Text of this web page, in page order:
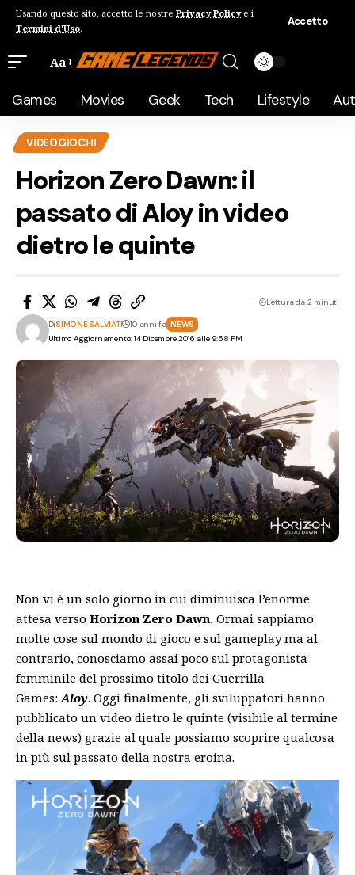
Usando questo sito, accetto le nostre Privacy Policye i
Termini d'Uso.
Accetto
Aa
Games Movies Geek Tech Lifestyle
VIDEOGIOCHI
Horizon Zero Dawn: il
passato di Aloy in video
dietro le quinte
Ultimo Aggiornamento: 14 Dicembre 2016 alle 9:58 PM
DiSIMONE SALVIATI 10 anni fa NEWS
Lettura da 2 minuti
Non vi è un solo giorno in cui diminuisca l’enorme
attesa verso Horizon Zero Dawn. Ormai sappiamo
molte cose sul mondo di gioco e sul gameplay ma al
contrario, conosciamo assai poco sul protagonista
femminile del prossimo titolo dei Guerrilla
Games: Aloy. Oggi finalmente, gli sviluppatori hanno
pubblicato un video dietro le quinte (visibile al termine
della news) grazie al quale possiamo scoprire qualcosa
in più sul passato della nostra eroina.